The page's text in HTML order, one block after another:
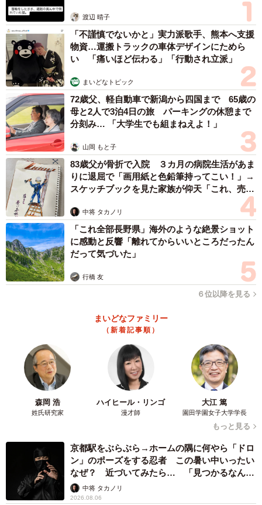
渡辺 晴子
「不謹慎でないかと」実力派歌手、熊本へ支援
物資…運搬トラックの車体デザインにためら
い 「痛いほど伝わる」「行動され立派」
まいどなトピック
72歳父、軽自動車で新潟から四国まで 65歳の
母と2人で3泊4日の旅 パーキングの休憩まで
分刻み… 「大学生でも組まねえよ！」
山岡 もと子
83歳父が骨折で入院 ３カ月の病院生活があま
りに退屈で「画用紙と色鉛筆持ってこい！」→
スケッチブックを見た家族が仰天「これ、売れ
中将 タカノリ
「これ全部長野県」海外のような絶景ショット
に感動と反響「離れてからいいところだったん
だって気づいた」
行橋 友
６位以降を見る
まいどなファミリー
（新着記事順）
森岡 浩
姓氏研究家
ハイヒール・リンゴ
漫才師
大江 篤
園田学園女子大学学長
もっと見る
京都駅をぶらぶら→ホームの隅に何やら「ドロ
ン」のポーズをする忍者 この暑い中いったい
なぜ？ 近づいてみたら… 「見つかるなんて
未熟」中将 タカノリ
2026.08.06